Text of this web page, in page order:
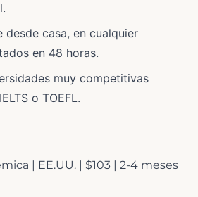
desde casa, en cualquier
en 48 horas.
muy competitivas
o TOEFL.
| EE.UU. | $103 | 2-4 meses